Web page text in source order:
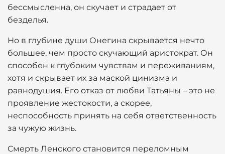
бессмысленна, он скучает и страдает от
безделья.
Но в глубине души Онегина скрывается нечто
большее, чем просто скучающий аристократ. Он
способен к глубоким чувствам и переживаниям,
хотя и скрывает их за маской цинизма и
равнодушия. Его отказ от любви Татьяны – это не
проявление жестокости, а скорее,
неспособность принять на себя ответственность
за чужую жизнь.
Смерть Ленского становится переломным